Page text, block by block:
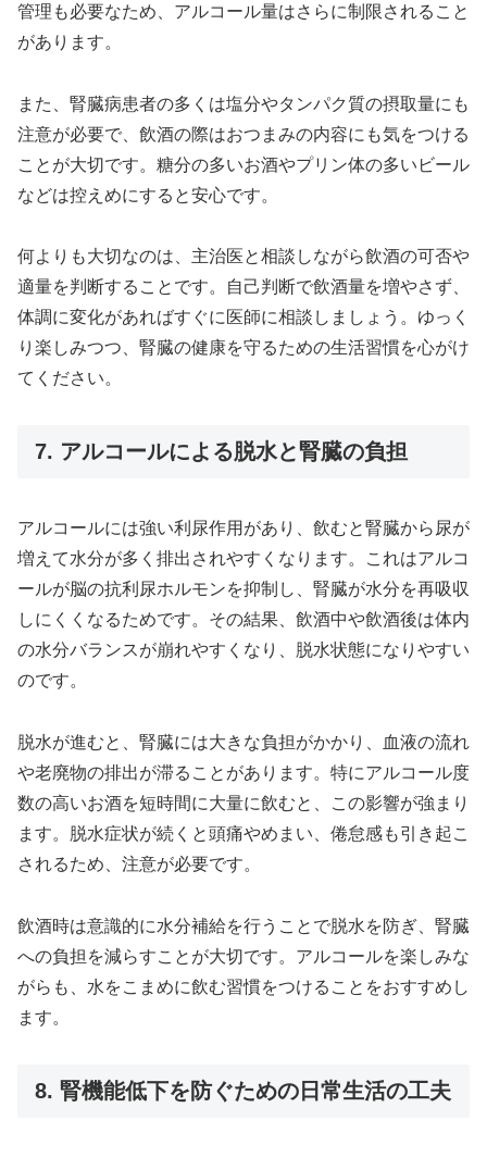
管理も必要なため、アルコール量はさらに制限されること
があります。
また、腎臓病患者の多くは塩分やタンパク質の摂取量にも
注意が必要で、飲酒の際はおつまみの内容にも気をつける
ことが大切です。糖分の多いお酒やプリン体の多いビール
などは控えめにすると安心です。
何よりも大切なのは、主治医と相談しながら飲酒の可否や
適量を判断することです。自己判断で飲酒量を増やさず、
体調に変化があればすぐに医師に相談しましょう。ゆっく
り楽しみつつ、腎臓の健康を守るための生活習慣を心がけ
てください。
7. アルコールによる脱水と腎臓の負担
アルコールには強い利尿作用があり、飲むと腎臓から尿が
増えて水分が多く排出されやすくなります。これはアルコ
ールが脳の抗利尿ホルモンを抑制し、腎臓が水分を再吸収
しにくくなるためです。その結果、飲酒中や飲酒後は体内
の水分バランスが崩れやすくなり、脱水状態になりやすい
のです。
脱水が進むと、腎臓には大きな負担がかかり、血液の流れ
や老廃物の排出が滞ることがあります。特にアルコール度
数の高いお酒を短時間に大量に飲むと、この影響が強まり
ます。脱水症状が続くと頭痛やめまい、倦怠感も引き起こ
されるため、注意が必要です。
飲酒時は意識的に水分補給を行うことで脱水を防ぎ、腎臓
への負担を減らすことが大切です。アルコールを楽しみな
がらも、水をこまめに飲む習慣をつけることをおすすめし
ます。
8. 腎機能低下を防ぐための日常生活の工夫